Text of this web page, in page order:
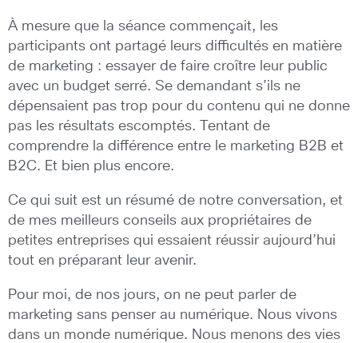
À mesure que la séance commençait, les
participants ont partagé leurs difficultés en matière
de marketing : essayer de faire croître leur public
avec un budget serré. Se demandant s’ils ne
dépensaient pas trop pour du contenu qui ne donne
pas les résultats escomptés. Tentant de
comprendre la différence entre le marketing B2B et
B2C. Et bien plus encore.
Ce qui suit est un résumé de notre conversation, et
de mes meilleurs conseils aux propriétaires de
petites entreprises qui essaient réussir aujourd’hui
tout en préparant leur avenir.
Pour moi, de nos jours, on ne peut parler de
marketing sans penser au numérique. Nous vivons
dans un monde numérique. Nous menons des vies